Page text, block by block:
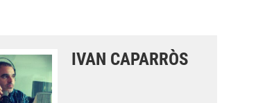
IVAN CAPARRÒS